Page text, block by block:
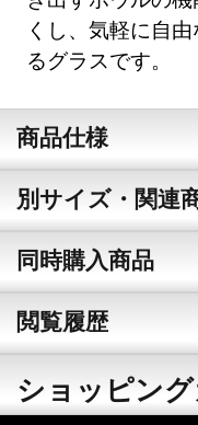
くし、気軽に自
るグラスです。
商品仕様
別サイズ・関連
同時購入商品
閲覧履歴
ショッピン